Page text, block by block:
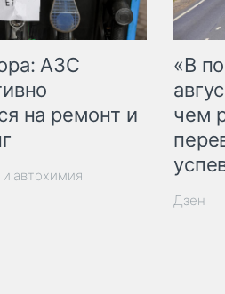
АЗС
на ремонт и
автохимия
«В
чем
Дзен